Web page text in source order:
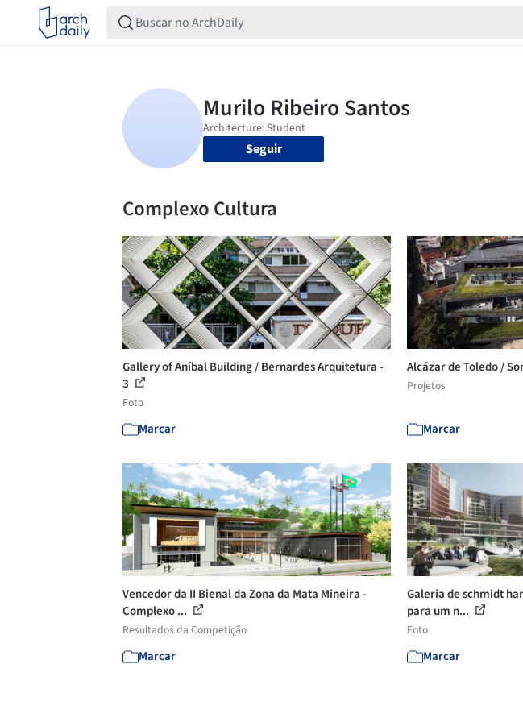
Seguir
Complexo Cultura
Gallery of Aníbal Building / Bernardes Arquitetura -
3
Foto
Marcar
Alcázar de Toledo /
Projetos
Marcar
Vencedor da II Bienal da Zona da Mata Mineira -
Complexo ...
Resultados da Competição
Marcar
Galeria de schmidt
para um n...
Foto
Marcar